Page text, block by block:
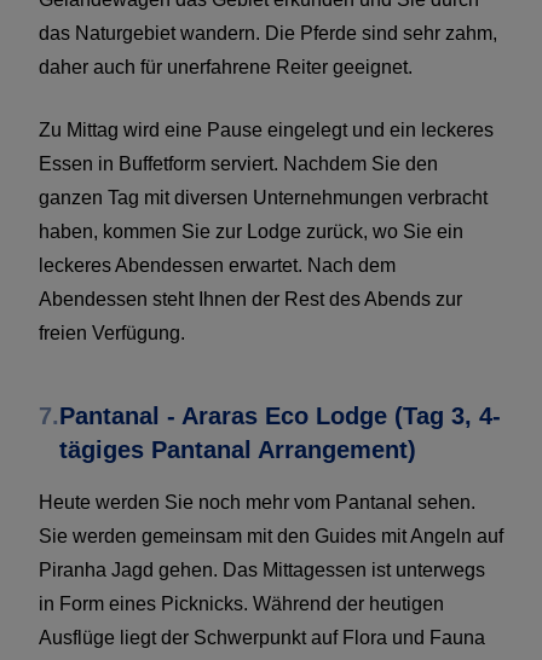
das Naturgebiet wandern. Die Pferde sind sehr zahm,
daher auch für unerfahrene Reiter geeignet.
Zu Mittag wird eine Pause eingelegt und ein leckeres
Essen in Buffetform serviert. Nachdem Sie den
ganzen Tag mit diversen Unternehmungen verbracht
haben, kommen Sie zur Lodge zurück, wo Sie ein
leckeres Abendessen erwartet. Nach dem
Abendessen steht Ihnen der Rest des Abends zur
freien Verfügung.
7.Pantanal - Araras Eco Lodge (Tag 3, 4-
tägiges Pantanal Arrangement)
Heute werden Sie noch mehr vom Pantanal sehen.
Sie werden gemeinsam mit den Guides mit Angeln auf
Piranha Jagd gehen. Das Mittagessen ist unterwegs
in Form eines Picknicks. Während der heutigen
Ausflüge liegt der Schwerpunkt auf Flora und Fauna